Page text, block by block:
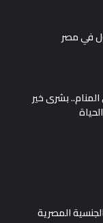
أول لاعب إفريقي
المصري عامًا
في مصر
بشرى خير
المصرية